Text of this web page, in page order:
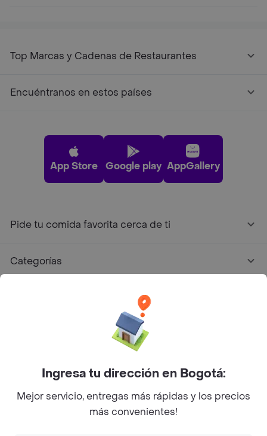
Top Marcas y Cadenas de Restaurantes
Encuéntranos en estos países
App Store Google play AppGallery
Pide tu comida favorita cerca de ti
Categorías
Facebook
Twitter
Instagram
©2026Rappi Inc. All rights reserved.
Ingresa tu dirección en Bogotá:
Mejor servicio, entregas más rápidas y los precios
más convenientes!